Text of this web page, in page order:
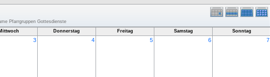
Pfarrgruppen Gottesdienste
Donnerstag Freitag Samstag Sonntag
3 4 5 6 7